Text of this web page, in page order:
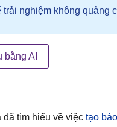
nghiệm không quảng
AI
tìm hiểu về việc tạo